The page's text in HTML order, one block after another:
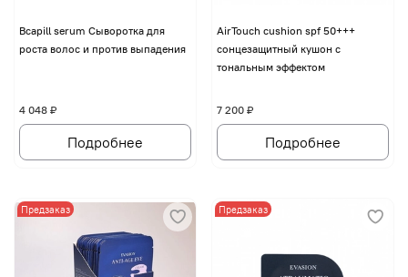
Bcapill serum Сыворотка для
роста волос и против выпадения
4 048 ₽
Подробнее
AirTouch cushion spf 50+++
сонцезащитный кушон с
тональным эффектом
7 200 ₽
Подробнее
Предзаказ Предзаказ